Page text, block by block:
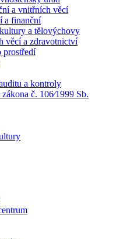
a vnitřních věcí
a finanční
a tělovýchovy
věcí a zdravotnictví
prostředí
a kontroly
č. 106⁄1999 Sb.